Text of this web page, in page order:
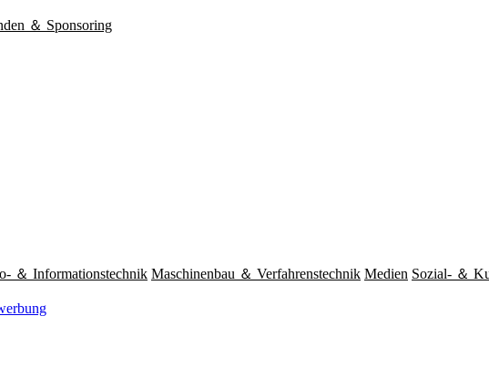
＆ Sponsoring
＆ Informationstechnik Maschinenbau ＆ Verfahrenstechnik Medien Sozial- ＆